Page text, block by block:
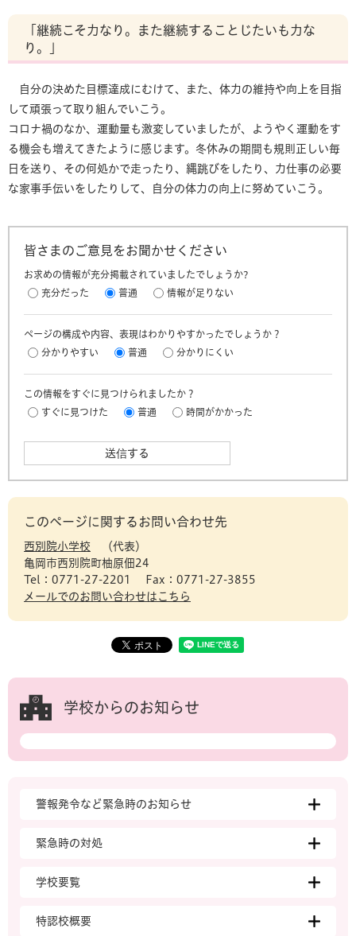
「継続こそ力なり。また継続することじたいも力な
り。」
自分の決めた目標達成にむけて、また、体力の維持や向上を目指
して頑張って取り組んでいこう。
コロナ禍のなか、運動量も激変していましたが、ようやく運動をす
る機会も増えてきたように感じます。冬休みの期間も規則正しい毎
日を送り、その何処かで走ったり、縄跳びをしたり、力仕事の必要
な家事手伝いをしたりして、自分の体力の向上に努めていこう。
皆さまのご意見をお聞かせください
お求めの情報が充分掲載されていましたでしょうか?
充分だった
普通 情報が足りない
ページの構成や内容、表現はわかりやすかったでしょうか？
分かりやすい
普通 分かりにくい
この情報をすぐに見つけられましたか？
すぐに見つけた
普通 時間がかかった
このページに関するお問い合わせ先
西別院小学校
代表
亀岡市西別院町柚原佃24
Tel：0771-27-2201
Fax：0771-27-3855
メールでのお問い合わせはこちら
学校からのお知らせ
警報発令など緊急時のお知らせ
緊急時の対処
学校要覧
特認校概要